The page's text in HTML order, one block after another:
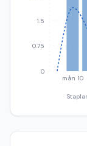
mån 10
0
0.75
1.5